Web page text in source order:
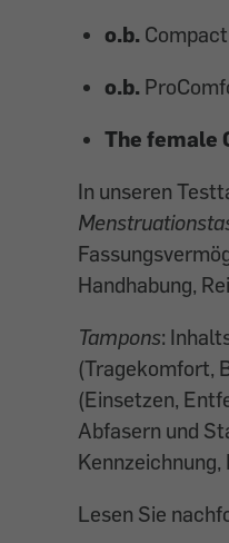
o.b.
o.b.
The female
In unseren
Handhabung,
Tampons:
(Tragekomfort,
(Einsetzen,
Abfasern und
Lesen Sie